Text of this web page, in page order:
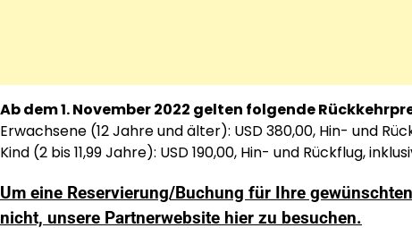
Ab dem 1. November 2022 gelten folgende
Erwachsene (12 Jahre und älter): USD 380,00, Hin- und
Kind (2 bis 11,99 Jahre): USD 190,00, Hin- und Rückflug,
Um eine Reservierung/Buchung für Ihre
nicht, unsere Partnerwebsite hier zu besuchen.